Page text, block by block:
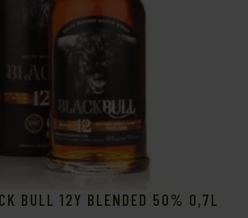
BULL 12Y BLENDED 50% 0,7L